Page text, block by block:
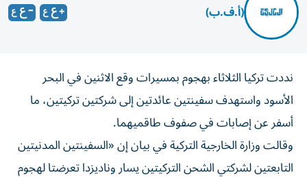
(أ.ف.ب)
نددت تركيا الثلاثاء بهجوم بمسيرات وقع الاثنين في البحر
الأسود واستهدف سفينتين عائدتين إلى شركتين تركيتين، ما
أسفر عن إصابات في صفوف طاقميهما.
وقالت وزارة الخارجية التركية في بيان إن «السفينتين المدنيتين
التابعتين لشركتي الشحن التركيتين يسار وناديزدا تعرضتا لهجوم